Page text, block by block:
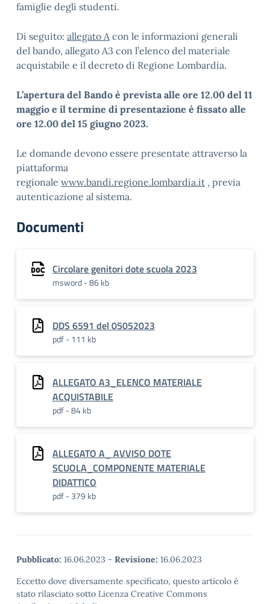
famiglie degli studenti.
Di seguito: allegato Acon le informazioni generali
del bando, allegato A3 con l’elenco del materiale
acquistabile e il decreto di Regione Lombardia.
L’apertura del Bando è prevista alle ore 12.00 del 11
maggio e il termine di presentazione è fissato alle
ore 12.00 del 15 giugno 2023.
Le domande devono essere presentate attraverso la
piattaforma
regionale www.bandi.regione.lombardia.it , previa
autenticazione al sistema.
Documenti
Circolare genitori dote scuola 2023
msword - 86 kb
DDS 6591 del 05052023
pdf - 111 kb
ALLEGATO A3_ELENCO MATERIALE
ACQUISTABILE
pdf - 84 kb
ALLEGATO A_ AVVISO DOTE
SCUOLA_COMPONENTE MATERIALE
DIDATTICO
pdf - 379 kb
Pubblicato: 16.06.2023 - Revisione: 16.06.2023
Eccetto dove diversamente specificato, questo articolo è
stato rilasciato sotto Licenza Creative Commons